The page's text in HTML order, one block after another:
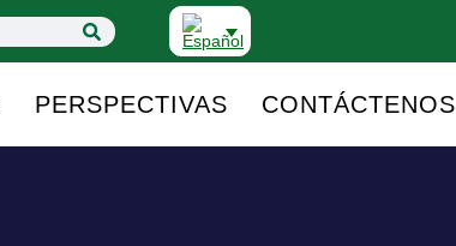
PERSPECTIVAS CONTÁCTENOS